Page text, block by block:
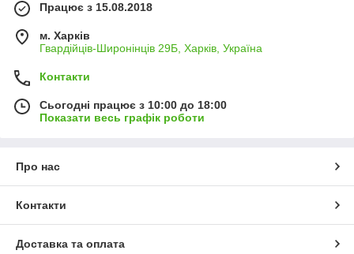
Працює з 15.08.2018
м. Харків
Гвардійців-Широнінців 29Б, Харків, Україна
Контакти
Сьогодні працює з 10:00 до 18:00
Показати весь графік роботи
Про нас
Контакти
Доставка та оплата